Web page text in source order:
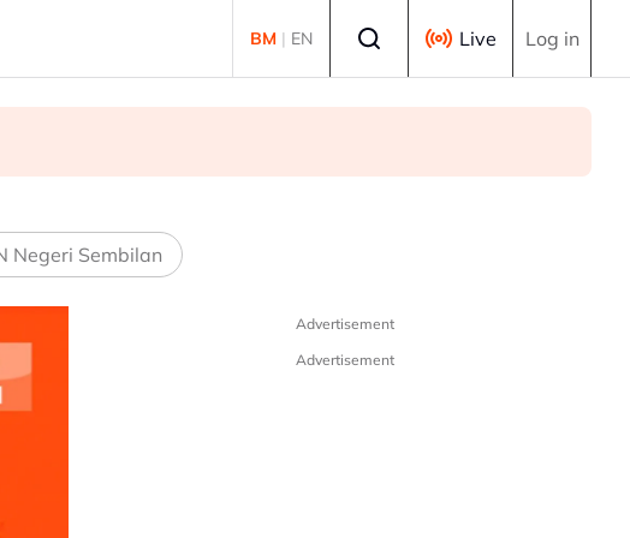
BM | EN Live Log in
Negeri Sembilan
Advertisement
Advertisement